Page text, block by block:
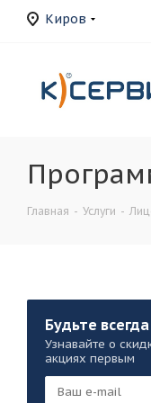
Киров
Главная - Услуги -
Будьте
Узнавайте о
акциях первым